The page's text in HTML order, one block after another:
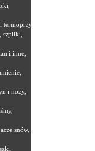
termoprzyle
szpilki,
i inne,
i noży,
snów,